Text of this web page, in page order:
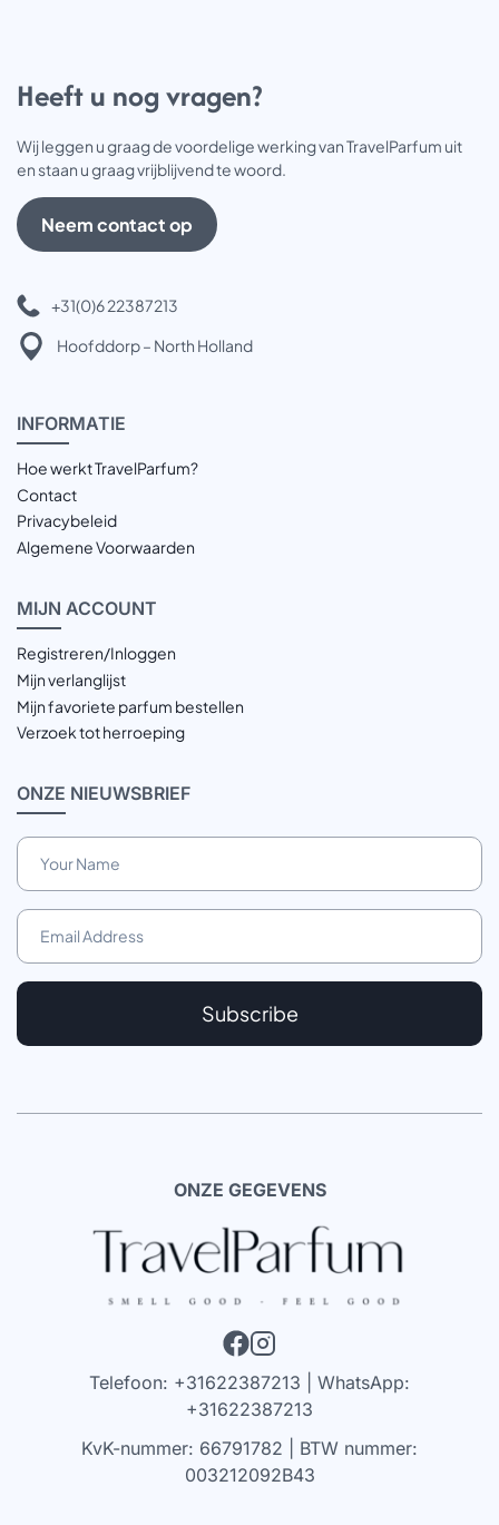
Heeft u nog vragen?
Wij leggen u graag de voordelige werking van TravelParfum uit
en staan u graag vrijblijvend te woord.
Neem contact op
+31(0)6 22387213
Hoofddorp – North Holland
INFORMATIE
Hoe werkt TravelParfum?
Contact
Privacybeleid
Algemene Voorwaarden
MIJN ACCOUNT
Registreren/Inloggen
Mijn verlanglijst
Mijn favoriete parfum bestellen
Verzoek tot herroeping
ONZE NIEUWSBRIEF
Subscribe
ONZE GEGEVENS
Telefoon: +31622387213 | WhatsApp:
+31622387213
KvK-nummer: 66791782 | BTW nummer:
003212092B43